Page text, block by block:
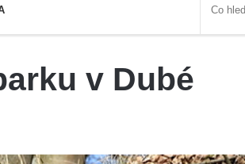
v Dubé